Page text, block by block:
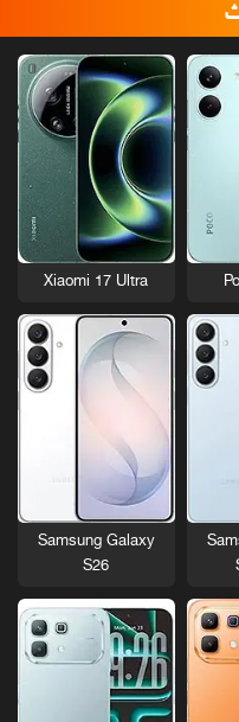
Xiaomi 17 Ultra
Samsung Galaxy
S26